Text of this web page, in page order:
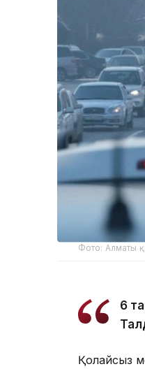
Фото: Алматы
6
Қолайсыз